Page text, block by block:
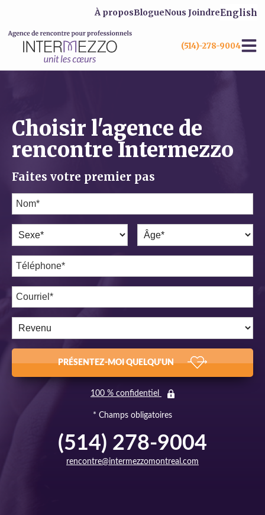
À proposBlogueNous JoindreEnglish
(514)-278-9004
Choisir l'agence de
rencontre Intermezzo
Faites votre premier pas
PRÉSENTEZ-MOI QUELQU'UN
100 % confidentiel
* Champs obligatoires
(514) 278-9004
rencontre@intermezzomontreal.com